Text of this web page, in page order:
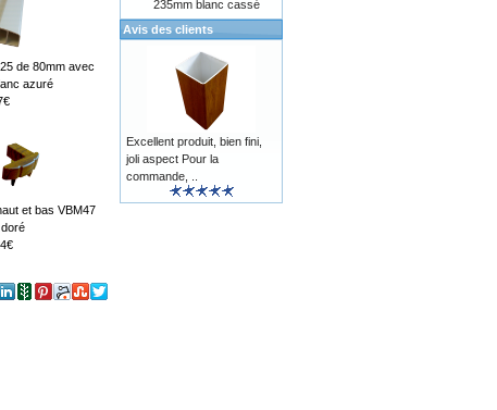
de 80mm avec
azuré
et bas VBM47
235mm blanc cassé
Avis des clients
Excellent produit, bien fini,
joli aspect Pour la
commande, ..